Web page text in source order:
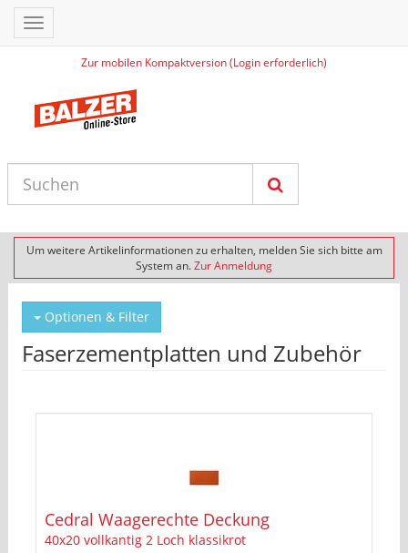
Zur mobilen Kompaktversion (Login erforderlich)
Toggle
navigation
Um weitere Artikelinformationen zu erhalten, melden Sie sich bitte am
System an.Zur Anmeldung
Optionen & Filter
Faserzementplatten und Zubehör
Cedral Waagerechte Deckung
40x20 vollkantig 2 Loch klassikrot